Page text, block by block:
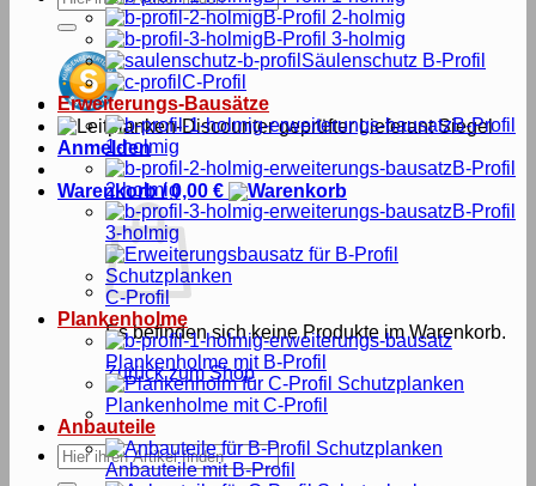
nach:
Anmelden
Warenkorb /0,00 €
Es befinden sich keine Produkte im Warenkorb.
Zurück zum Shop
Suche
nach:
B-Profil 2-holmig
B-Profil 3-holmig
Säulenschutz B-Profil
C-Profil
Erweiterungs-Bausätze
B-Profil
1-holmig
B-Profil
2-holmig
B-Profil
3-holmig
C-Profil
Plankenholme
Plankenholme mit B-Profil
Plankenholme mit C-Profil
Anbauteile
Anbauteile mit B-Profil